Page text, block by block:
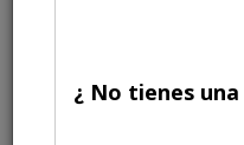
¿ No tienes